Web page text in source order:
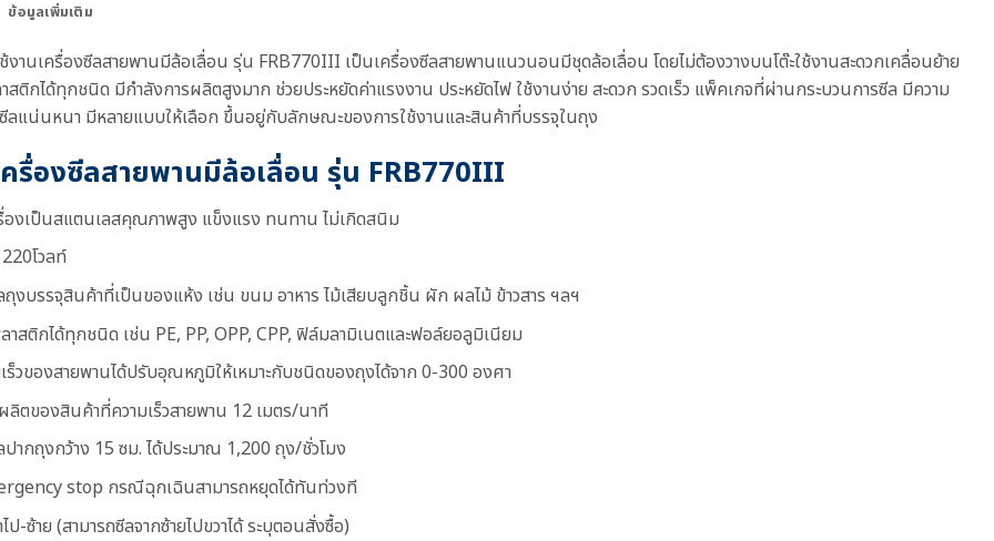
ข้อมูลเพิ่มเติม
านเครื่องซีลสายพานมีล้อเลื่อน รุ่น FRB770III เป็นเครื่องซีลสายพานแนวนอนมีชุดล้อเลื่อน โดยไม่ต้องวางบนโต๊ะใช้งานสะดวกเคลื่อนย้าย
สติกได้ทุกชนิด มีกำลังการผลิตสูงมาก ช่วยประหยัดค่าแรงงาน ประหยัดไฟ ใช้งานง่าย สะดวก รวดเร็ว แพ็คเกจที่ผ่านกระบวนการซีล มีความ
ลแน่นหนา มีหลายแบบให้เลือก ขึ้นอยู่กับลักษณะของการใช้งานและสินค้าที่บรรจุในถุง
ครื่องซีลสายพานมีล้อเลื่อน รุ่น FRB770III
องเป็นสแตนเลสคุณภาพสูง แข็งแรง ทนทาน ไม่เกิดสนิม
โวลท์
ถุงบรรจุสินค้าที่เป็นของแห้ง เช่น ขนม อาหาร ไม้เสียบลูกชิ้น ผัก ผลไม้ ข้าวสาร ฯลฯ
าสติกได้ทุกชนิด เช่น PE, PP, OPP, CPP, ฟิล์มลามิเนตและฟอล์ยอลูมิเนียม
ร็วของสายพานได้ปรับอุณหภูมิให้เหมาะกับชนิดของถุงได้จาก 0-300 องศา
ลิตของสินค้าที่ความเร็วสายพาน 12 เมตร/นาที
ปากถุงกว้าง 15 ซม. ได้ประมาณ 1,200 ถุง/ชั่วโมง
stop กรณีฉุกเฉินสามารถหยุดได้ทันท่วงที
ป-ซ้าย (สามารถซีลจากซ้ายไปขวาได้ ระบุตอนสั่งซื้อ)